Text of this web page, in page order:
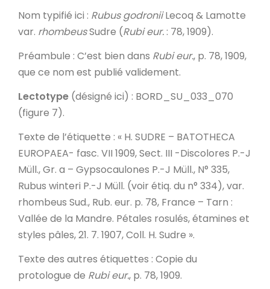
Nom typifié ici : Rubus godroniiLecoq & Lamotte
var. rhombeusSudre (Rubi eur. : 78, 1909).
Préambule : C’est bien dans Rubi eur., p. 78, 1909,
que ce nom est publié validement.
Lectotype (désigné ici) : BORD_SU_033_070
(figure 7).
Texte de l’étiquette : « H. SUDRE – BATOTHECA
EUROPAEA- fasc. VII 1909, Sect. III -Discolores P.-J
Müll., Gr. a – Gypsocaulones P.-J Müll., N° 335,
Rubus winteri P.-J Müll. (voir étiq. du n° 334), var.
rhombeus Sud., Rub. eur. p. 78, France – Tarn :
Vallée de la Mandre. Pétales rosulés, étamines et
styles pâles, 21. 7. 1907, Coll. H. Sudre ».
Texte des autres étiquettes : Copie du
protologue de Rubi eur., p. 78, 1909.